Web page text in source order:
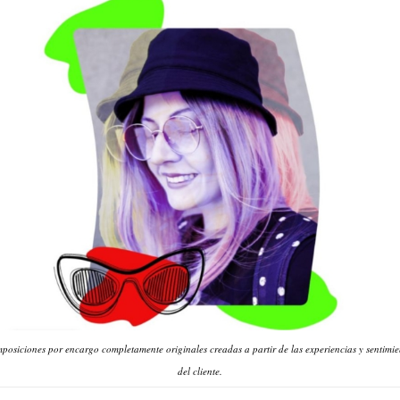
por encargo completamente originales creadas a partir de las experiencias y
del cliente.